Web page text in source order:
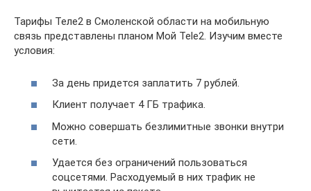
Тарифы Теле2 в Смоленской области на мобильную
связь представлены планом Мой Tele2. Изучим вместе
условия:
За день придется заплатить 7 рублей.
Клиент получает 4 ГБ трафика.
Можно совершать безлимитные звонки внутри
сети.
Удается без ограничений пользоваться
соцсетями. Расходуемый в них трафик не